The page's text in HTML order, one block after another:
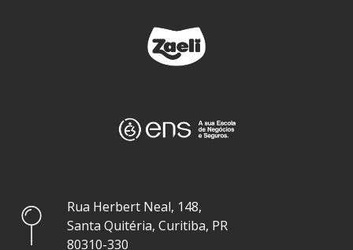
Rua Herbert Neal, 148,
Santa Quitéria, Curitiba, PR
80310-330